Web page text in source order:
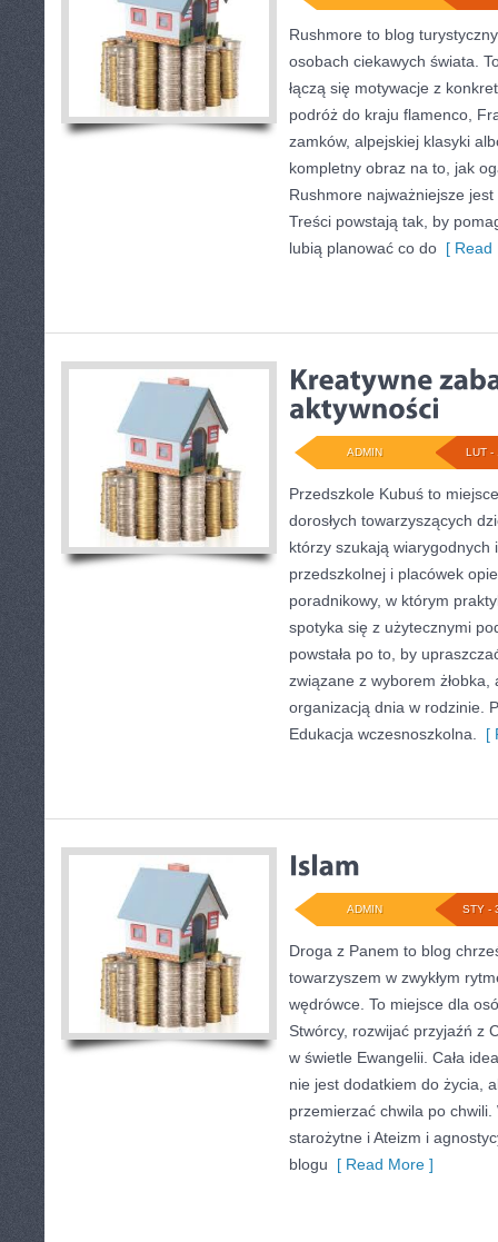
Rushmore to blog
osobach ciekawych świata.
łączą się motywacje z
podróż do kraju flamenco,
zamków, alpejskiej klasyki
kompletny obraz na to, jak
Rushmore najważniejsze
Treści powstają tak, by
lubią planować co do [ Read
LUT -
ADMIN
Przedszkole Kubuś to
dorosłych towarzyszących
którzy szukają
przedszkolnej i placówek
poradnikowy, w którym
spotyka się z użytecznymi
powstała po to, by
związane z wyborem
organizacją dnia w rodzinie.
Edukacja wczesnoszkolna.
[
STY -
ADMIN
Droga z Panem to blog
towarzyszem w zwykłym
wędrówce. To miejsce dla
Stwórcy, rozwijać przyjaźń z
w świetle Ewangelii. Cała
nie jest dodatkiem do życia,
przemierzać chwila po
starożytne i Ateizm i
blogu [ Read More ]